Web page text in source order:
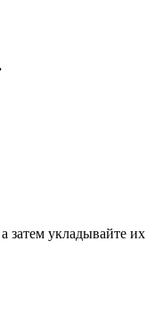
затем укладывайте их